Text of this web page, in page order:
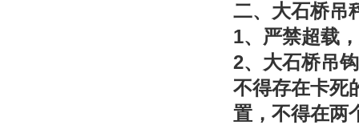
二、大石桥吊
1、严禁超载
2、大石桥吊
不得存在卡死
置，不得在两